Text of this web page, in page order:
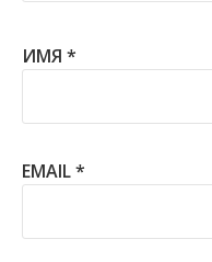
ИМЯ *
EMAIL*